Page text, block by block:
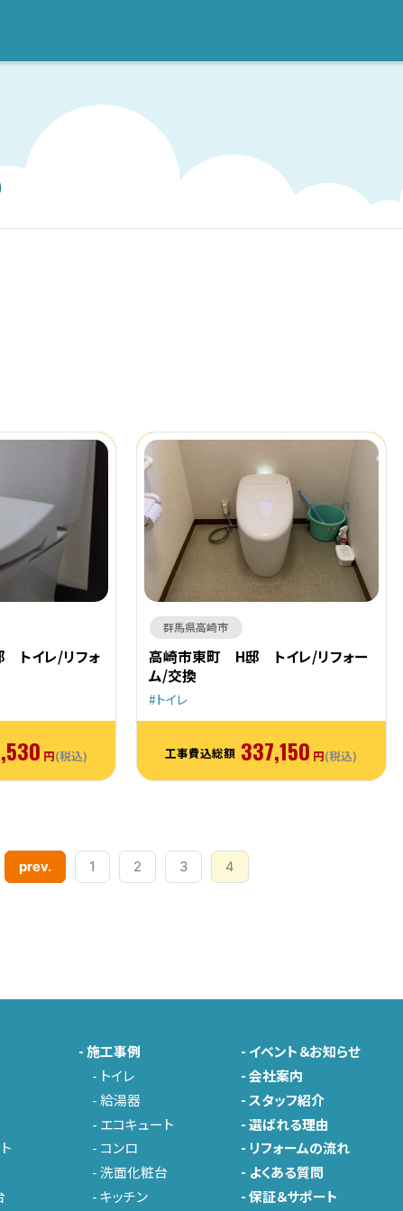
トイレ/リフォ
円(税込)
群馬県高崎市
高崎市東町 H邸 トイレ/リフォー
ム/交換
トイレ
工事費込総額 337,150 円(税込)
prev. 1 2 3 4
-施工事例
- トイレ
-給湯器
- エコキュート
- コンロ
-洗面化粧台
-キッチン
- イベント＆お知らせ
-会社案内
-スタッフ紹介
-選ばれる理由
- リフォームの流れ
- よくある質問
-保証＆サポート